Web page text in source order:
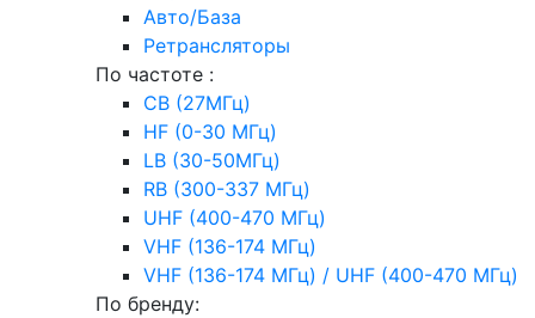
Авто/База
Ретрансляторы
По частоте :
CB (27МГц)
HF (0-30 МГц)
LB (30-50МГц)
RB (300-337 МГц)
UHF (400-470 МГц)
VHF (136-174 МГц)
VHF (136-174 МГц) / UHF (400-470 МГц)
По бренду: